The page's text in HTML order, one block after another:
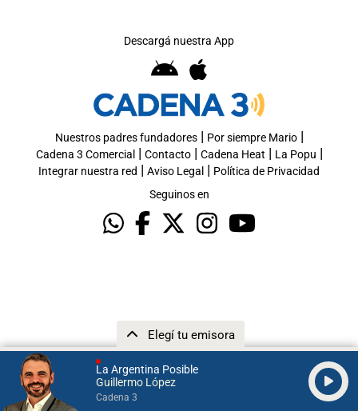
La Argentina Posible
Guillermo López
Cadena 3
Elegí tu emisora
Descargá nuestra App
Nuestros padres fundadores| Por siempre Mario|
Cadena 3 Comercial | Contacto| Cadena Heat | La Popu |
Integrar nuestra red | Aviso Legal | Política de Privacidad
Seguinos en